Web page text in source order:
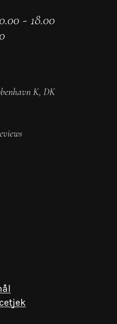
- 18.00
K, DK